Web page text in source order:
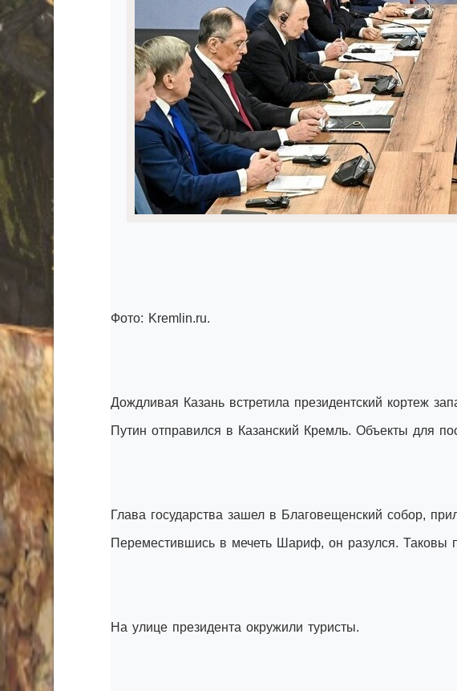
Фото: Kremlin.ru.
Дождливая Казань встретила президентский кортеж
Путин отправился в Казанский Кремль. Объекты для
Глава государства зашел в Благовещенский собор,
Переместившись в мечеть Шариф, он разулся. Таковы
На улице президента окружили туристы.